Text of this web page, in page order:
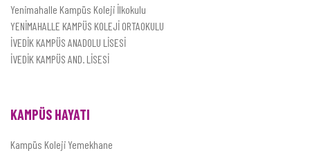
Yenimahalle Kampüs Koleji İlkokulu
YENİMAHALLE KAMPÜS KOLEJİ ORTAOKULU
İVEDİK KAMPÜS ANADOLU LİSESİ
İVEDİK KAMPÜS AND. LİSESİ
KAMPÜS HAYATI
Kampüs Koleji Yemekhane